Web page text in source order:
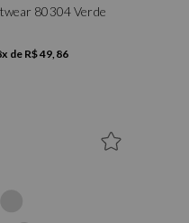
80304 Verde
x de R$ 49,86